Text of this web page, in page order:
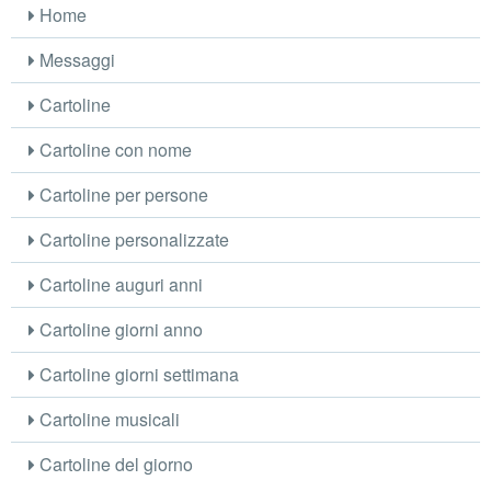
Home
Messaggi
Cartoline
Cartoline con nome
Cartoline per persone
Cartoline personalizzate
Cartoline auguri anni
Cartoline giorni anno
Cartoline giorni settimana
Cartoline musicali
Cartoline del giorno